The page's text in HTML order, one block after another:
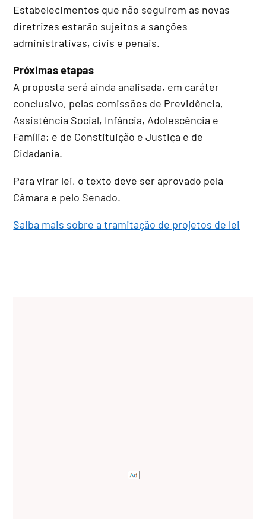
Estabelecimentos que não seguirem as novas
diretrizes estarão sujeitos a sanções
administrativas, civis e penais.
Próximas etapas
A proposta será ainda analisada, em caráter
conclusivo, pelas comissões de Previdência,
Assistência Social, Infância, Adolescência e
Família; e de Constituição e Justiça e de
Cidadania.
Para virar lei, o texto deve ser aprovado pela
Câmara e pelo Senado.
Saiba mais sobre a tramitação de projetos de lei